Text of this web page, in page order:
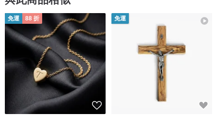
免運 88 折 免運